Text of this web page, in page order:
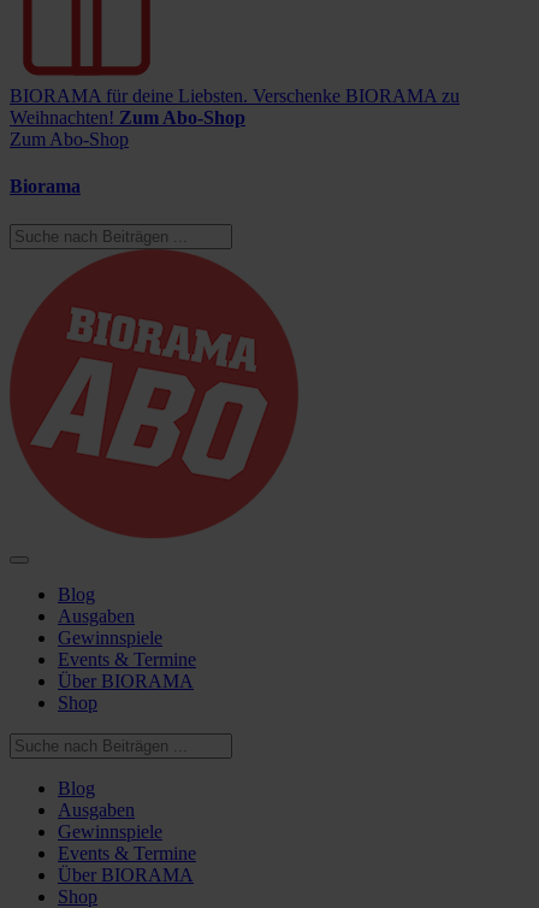
BIORAMA für deine Liebsten. Verschenke BIORAMA zu
Weihnachten! Zum Abo-Shop
Zum Abo-Shop
Biorama
Blog
Ausgaben
Gewinnspiele
Events & Termine
Über BIORAMA
Shop
Blog
Ausgaben
Gewinnspiele
Events & Termine
Über BIORAMA
Shop